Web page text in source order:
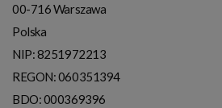
00-716Warszawa
Polska
NIP:8251972213
REGON: 060351394
BDO: 000369396